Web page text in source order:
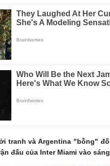
tranh và Argentina "bỗng"
đấu của Inter Miami vào